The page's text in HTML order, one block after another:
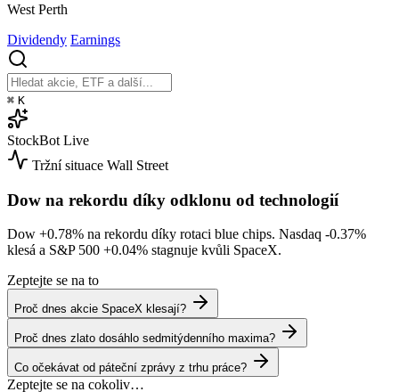
West Perth
Dividendy Earnings
⌘ K
StockBot Live
Tržní situace Wall Street
Dow na rekordu díky odklonu od technologií
Dow +0.78% na rekordu díky rotaci blue chips. Nasdaq -0.37%
klesá a S&P 500 +0.04% stagnuje kvůli SpaceX.
Zeptejte se na to
Proč dnes akcie SpaceX klesají?
Proč dnes zlato dosáhlo sedmitýdenního maxima?
Co očekávat od páteční zprávy z trhu práce?